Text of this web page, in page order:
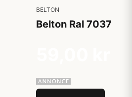
BELTON
Belton Ral 7037